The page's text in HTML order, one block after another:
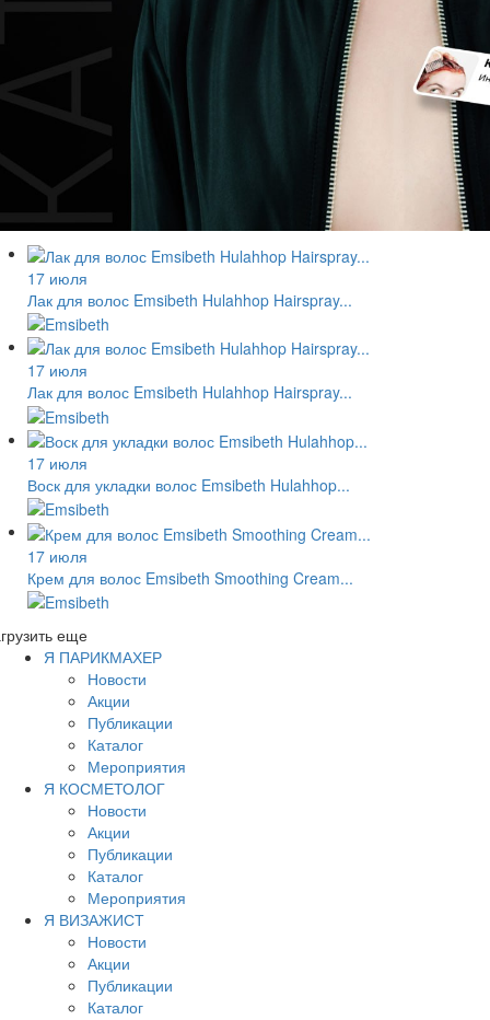
17 июля
Лак для волос Emsibeth Hulahhop Hairspray...
17 июля
Лак для волос Emsibeth Hulahhop Hairspray...
17 июля
Воск для укладки волос Emsibeth Hulahhop...
17 июля
Крем для волос Emsibeth Smoothing Cream...
еще
Я ПАРИКМАХЕР
Новости
Акции
Публикации
Каталог
Мероприятия
Я КОСМЕТОЛОГ
Новости
Акции
Публикации
Каталог
Мероприятия
Я ВИЗАЖИСТ
Новости
Акции
Публикации
Каталог